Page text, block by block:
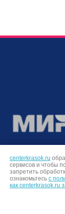
centerkrasok.ru
сервисов и чтобы
запретить
ознакомьтесь с
как